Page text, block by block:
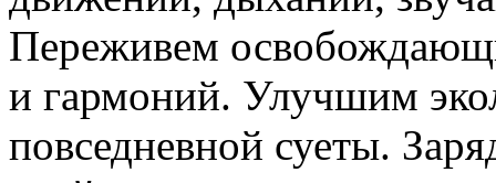
Переживем
и гармоний. Улучшим
повседневной суеты.